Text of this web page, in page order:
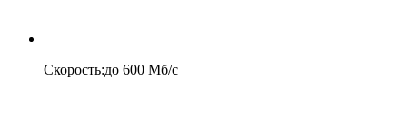
Скорость:до 600 Мб/c